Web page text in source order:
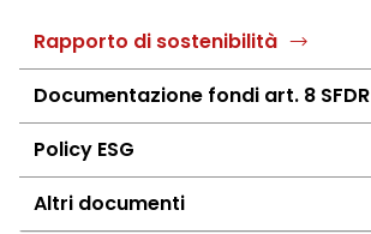
Rapporto di sostenibilità
Documentazione fondi art. 8 SFDR
Policy ESG
Altri documenti